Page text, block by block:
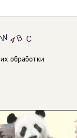
их обработки